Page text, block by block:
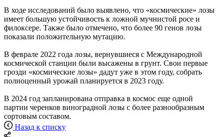
В ходе исследований было выявлено, что «космические» лозы
имеет большую устойчивость к ложной мучнистой росе и
филоксере. Также было отмечено, что более 90 генов лозы
показали положительную мутацию.
В феврале 2022 года лозы, вернувшиеся с Международной
космической станции были высажены в грунт. Свои первые
грозди «космические лозы» дадут уже в этом году, собрать
полноценный урожай планируется в 2023 году.
В 2024 год запланирована отправка в космос еще одной
партии черенков виноградной лозы с более разнообразным
сортовым составом.
Назад к списку